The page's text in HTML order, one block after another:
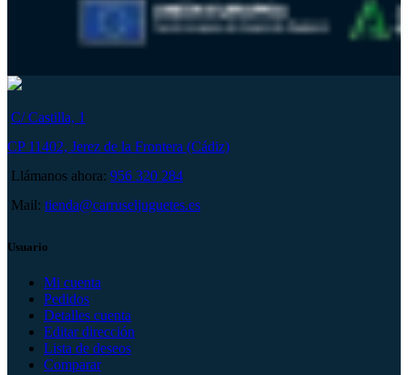
C/ Castilla, 1
CP 11402, Jerez de la Frontera (Cádiz)
Llámanos ahora: 956 320 284
Mail: tienda@carruseljuguetes.es
Usuario
Mi cuenta
Pedidos
Detalles cuenta
Editar dirección
Lista de deseos
Comparar